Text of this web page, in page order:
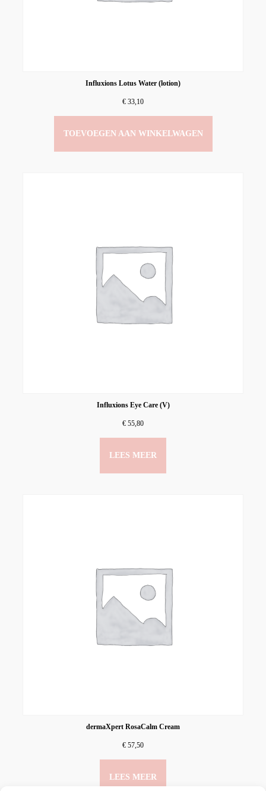
Influxions Lotus Water (lotion)
€ 33,10
TOEVOEGEN AAN WINKELWAGEN
Influxions Eye Care (V)
€ 55,80
LEES MEER
dermaXpert RosaCalm Cream
€ 57,50
LEES MEER